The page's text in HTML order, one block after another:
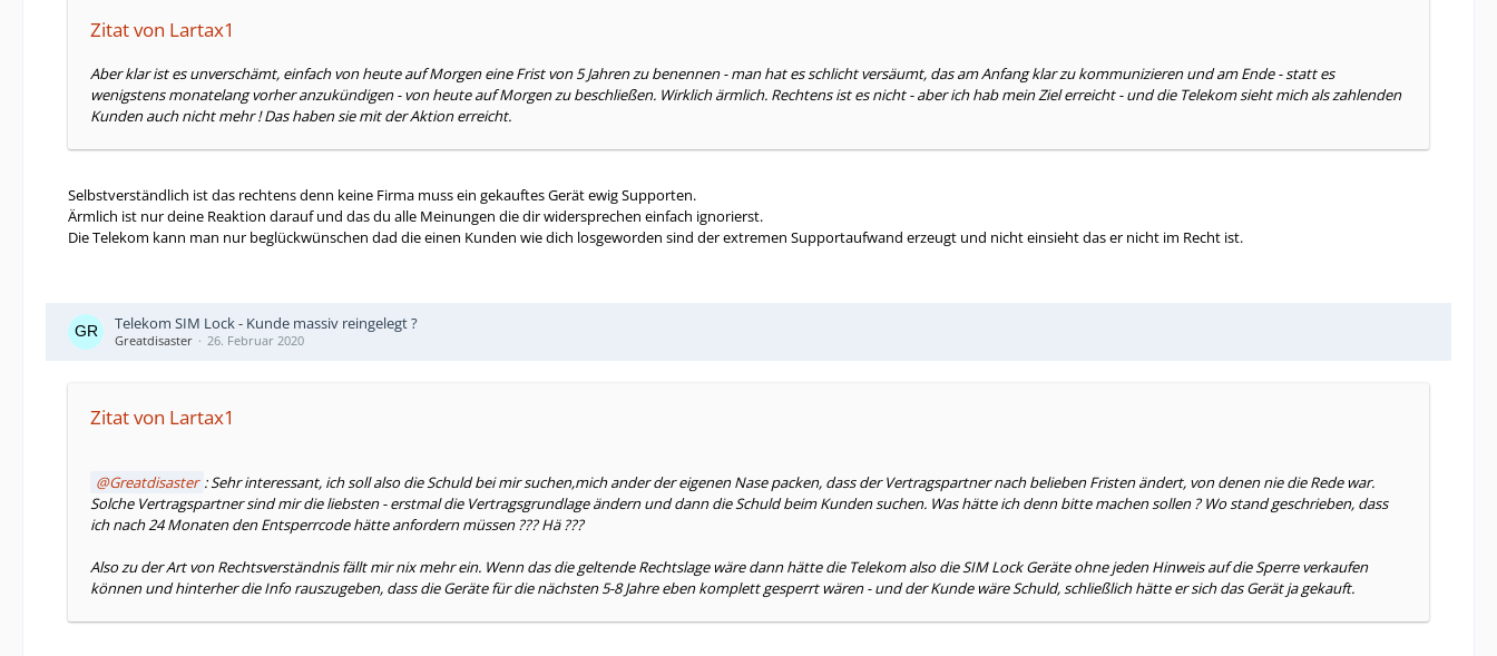
Zitat von Lartax1
Aber klar ist es unverschämt, einfach von heute auf Morgen eine Frist von 5 Jahren zu benennen - man hat es schlicht versäumt, das am Anfang klar zu kommunizieren und am Ende - statt es
wenigstens monatelang vorher anzukündigen - von heute auf Morgen zu beschließen. Wirklich ärmlich. Rechtens ist es nicht - aber ich hab mein Ziel erreicht - und die Telekom sieht mich als zahlenden
Kunden auch nicht mehr ! Das haben sie mit der Aktion erreicht.
Selbstverständlich ist das rechtens denn keine Firma muss ein gekauftes Gerät ewig Supporten.
Ärmlich ist nur deine Reaktion darauf und das du alle Meinungen die dir widersprechen einfach ignorierst.
Die Telekom kann man nur beglückwünschen dad die einen Kunden wie dich losgeworden sind der extremen Supportaufwand erzeugt und nicht einsieht das er nicht im Recht ist.
Telekom SIM Lock - Kunde massiv reingelegt ?
Greatdisaster 26. Februar 2020
Zitat von Lartax1
Greatdisaster : Sehr interessant, ich soll also die Schuld bei mir suchen,mich ander der eigenen Nase packen, dass der Vertragspartner nach belieben Fristen ändert, von denen nie die Rede war.
Solche Vertragspartner sind mir die liebsten - erstmal die Vertragsgrundlage ändern und dann die Schuld beim Kunden suchen. Was hätte ich denn bitte machen sollen ? Wo stand geschrieben, dass
ich nach 24 Monaten den Entsperrcode hätte anfordern müssen ??? Hä ???
Also zu der Art von Rechtsverständnis fällt mir nix mehr ein. Wenn das die geltende Rechtslage wäre dann hätte die Telekom also die SIM Lock Geräte ohne jeden Hinweis auf die Sperre verkaufen
können und hinterher die Info rauszugeben, dass die Geräte für die nächsten 5-8 Jahre eben komplett gesperrt wären - und der Kunde wäre Schuld, schließlich hätte er sich das Gerät ja gekauft.